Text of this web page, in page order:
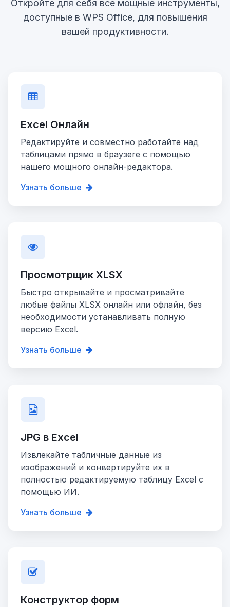
Откройте для себя все мощные инструменты,
доступные в WPS Office, для повышения
вашей продуктивности.
Excel Онлайн
Редактируйте и совместно работайте над
таблицами прямо в браузere с помощью
нашего мощного онлайн-редактора.
Узнать больше
Просмотрщик XLSX
Быстро открывайте и просматривайте
любые файлы XLSX онлайн или офлайн, без
необходимости устанавливать полную
версию Excel.
Узнать больше
JPG в Excel
Извлекайте табличные данные из
изображений и конвертируйте их в
полностью редактируемую таблицу Excel с
помощью ИИ.
Узнать больше
Конструктор форм